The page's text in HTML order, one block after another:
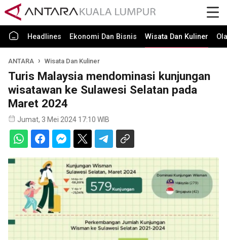
Headlines Ekonomi Dan Bisnis Wisata Dan Kuliner
ANTARA Wisata Dan Kuliner
Turis Malaysia mendominasi kunjungan
wisatawan ke Sulawesi Selatan pada
Maret 2024
Jumat, 3 Mei 2024 17:10 WIB